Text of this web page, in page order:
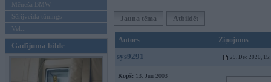
Mēneša BMW
Sērijveida tūnings
Vel...
Gadījuma bilde
Jauna tēma Atbildēt
Autors Ziņojums
sys9291 29. Dec 2020,
Kopš: 13. Jun 2003